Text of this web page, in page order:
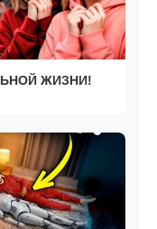
ЖИЗНИ!